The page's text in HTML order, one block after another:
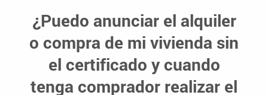
¿Puedo anunciar el alquiler
o compra de mi vivienda sin
el certificado y cuando
tenga comprador realizar el